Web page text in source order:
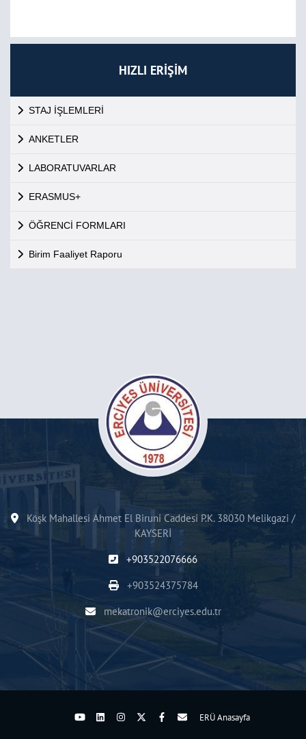
HIZLI ERİŞİM
STAJ İŞLEMLERİ
ANKETLER
LABORATUVARLAR
ERASMUS+
ÖĞRENCİ FORMLARI
Birim Faaliyet Raporu
Köşk Mahallesi Ahmet El Biruni Caddesi P.K. 38030 Melikgazi /
KAYSERİ
+903522076666
+903524375784
mekatronik@erciyes.edu.tr
ERÜ Anasayfa